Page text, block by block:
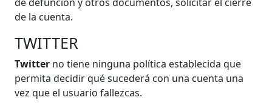
de la cuenta.
TWITTER
Twitter no tiene ninguna política establecida que
permita decidir qué sucederá con una cuenta una
vez que el usuario fallezcas.